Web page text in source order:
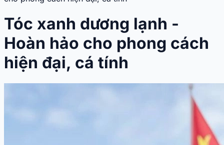
Tóc xanh dương lạnh -
Hoàn hảo cho phong cách
hiện đại, cá tính